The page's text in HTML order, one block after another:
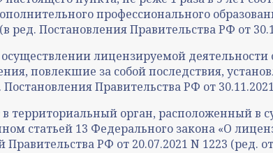
профессионального
Постановления Правительства РФ от
лицензируемой
повлекшие за собой последствия,
Правительства РФ от
территориальный орган, расположенный в
статьей 13 Федерального закона «О
РФ от 20.07.2021 N 1223 (ред. от